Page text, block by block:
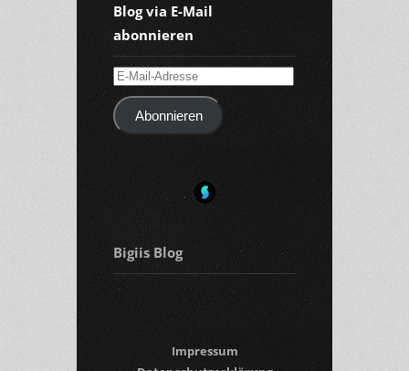
Blog via E-Mail
abonnieren
E-
Mail-
AdresseAbonnieren
Bigiis Blog
Impressum